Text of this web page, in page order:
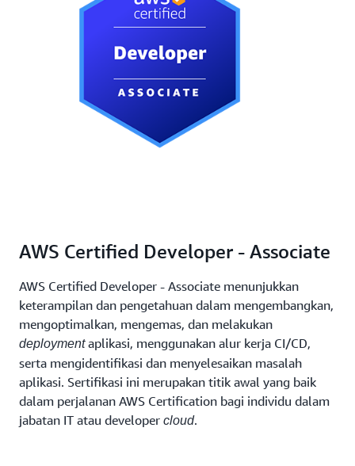
AWS Certified Developer - Associate
AWS Certified Developer - Associate menunjukkan
keterampilan dan pengetahuan dalam mengembangkan,
mengoptimalkan, mengemas, dan melakukan
deploymentaplikasi, menggunakan alur kerja CI/CD,
serta mengidentifikasi dan menyelesaikan masalah
aplikasi. Sertifikasi ini merupakan titik awal yang baik
dalam perjalanan AWS Certification bagi individu dalam
jabatan IT atau developer cloud.